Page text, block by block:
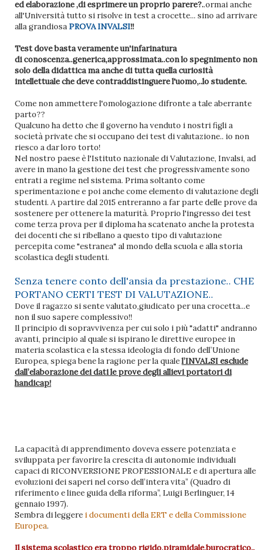
ed elaborazione ,di esprimere un proprio parere?..ormai anche
all'Università tutto si risolve in test a crocette... sino ad arrivare
alla grandiosaPROVA INVALSI!!
Test dove basta veramente un'infarinatura
di conoscenza..generica,approssimata..con lo spegnimento non
solo della didattica ma anche di tutta quella curiosità
intellettuale che deve contraddistinguere l'uomo,..lo studente.
Come non ammettere l'omologazione difronte a tale aberrante
parto??
Qualcuno ha detto che il governo ha venduto i nostri figli a
società private che si occupano dei test di valutazione.. io non
riesco a dar loro torto!
Nel nostro paese è l'Istituto nazionale di Valutazione, Invalsi, ad
avere in mano la gestione dei test che progressivamente sono
entrati a regime nel sistema. Prima soltanto come
sperimentazione e poi anche come elemento di valutazione degli
studenti. A partire dal 2015 entreranno a far parte delle prove da
sostenere per ottenere la maturità. Proprio l'ingresso dei test
come terza prova per il diploma ha scatenato anche la protesta
dei docenti che si ribellano a questo tipo di valutazione
percepita come "estranea" al mondo della scuola e alla storia
scolastica degli studenti.
Senza tenere conto dell'ansia da prestazione.. CHE
PORTANO CERTI TEST DI VALUTAZIONE..
Dove il ragazzo si sente valutato,giudicato per una crocetta...e
non il suo sapere complessivo!!
Il principio di sopravvivenza per cui solo i più "adatti" andranno
avanti, principio al quale si ispirano le direttive europee in
materia scolastica e la stessa ideologia di fondo dell’Unione
Europea, spiega bene la ragione per la qualel’INVALSI esclude
dall’elaborazione dei dati le prove degli allievi portatori di
handicap!
La capacità di apprendimento doveva essere potenziata e
sviluppata per favorire la crescita di autonomie individuali
capaci di RICONVERSIONE PROFESSIONALE e di apertura alle
evoluzioni dei saperi nel corso dell’intera vita” (Quadro di
riferimento e linee guida della riforma”, Luigi Berlinguer, 14
gennaio 1997).
Sembra di leggerei documenti della ERT e della Commissione
Europea.
Il sistema scolastico era troppo rigido,piramidale,burocratico..